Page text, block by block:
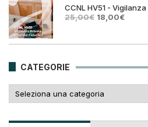
25,00€.18,00€.
CCNL HV51 -
25,00€ Il
era:
18,00€Il
è:
CATEGORIE